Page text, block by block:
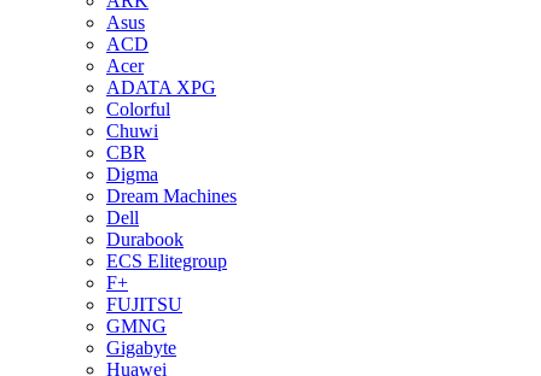
Asus
ACD
Acer
ADATA XPG
Colorful
Chuwi
CBR
Digma
Dream Machines
Dell
Durabook
ECS Elitegroup
F+
FUJITSU
GMNG
Gigabyte
Huawei